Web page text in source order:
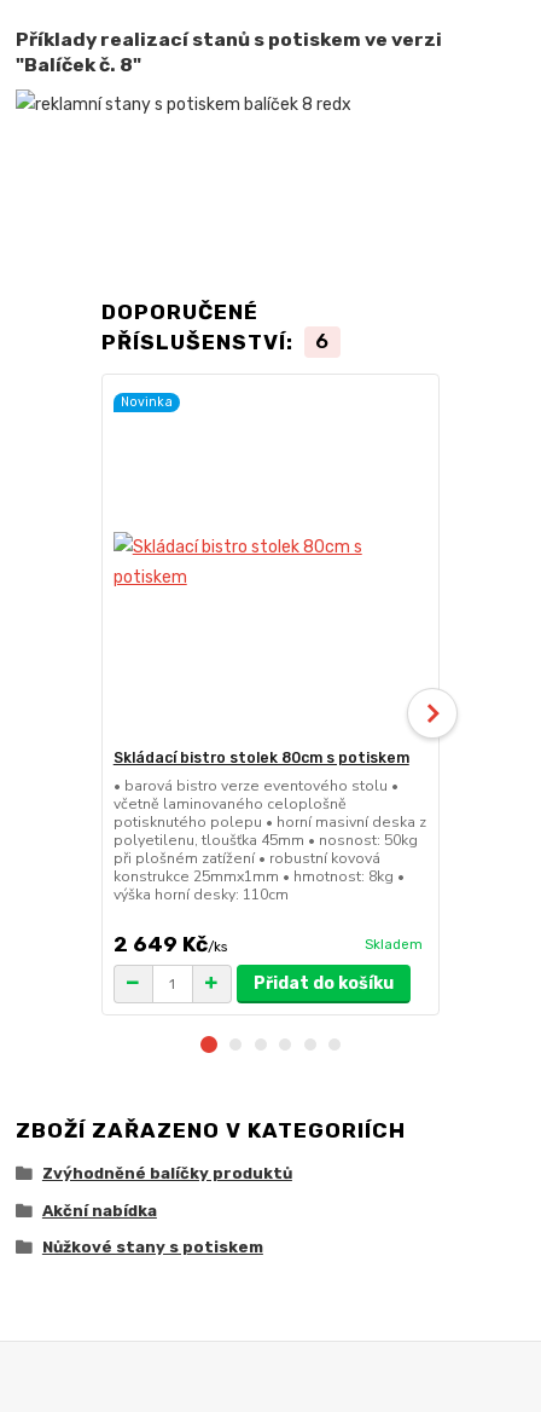
Příklady realizací stanů s potiskem ve verzi
"Balíček č. 8"
DOPORUČENÉ
PŘÍSLUŠENSTVÍ:
6
Novinka
Skládací bistro stolek 80cm s potiskem
• barová bistro verze eventového stolu •
včetně laminovaného celoplošně
potisknutého polepu • horní masivní deska z
polyetilenu, tloušťka 45mm • nosnost: 50kg
při plošném zatížení • robustní kovová
konstrukce 25mmx1mm • hmotnost: 8kg •
výška horní desky: 110cm
2 649 Kč/ks Skladem
Přidat do košíku
ZBOŽÍ ZAŘAZENO V KATEGORIÍCH
Zvýhodněné balíčky produktů
Akční nabídka
Nůžkové stany s potiskem